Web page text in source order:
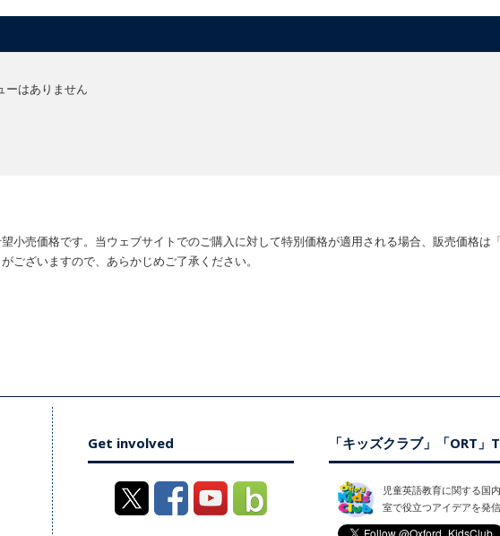
ーはありません
小売価格です。当ウェブサイトでのご購入に対して特別価格が適用される場合、販売価格は
ございますので、あらかじめご了承ください。
Get involved 「キッズクラブ」「ORT
児童英語教育に関する国
室で役立つアイデアを発信